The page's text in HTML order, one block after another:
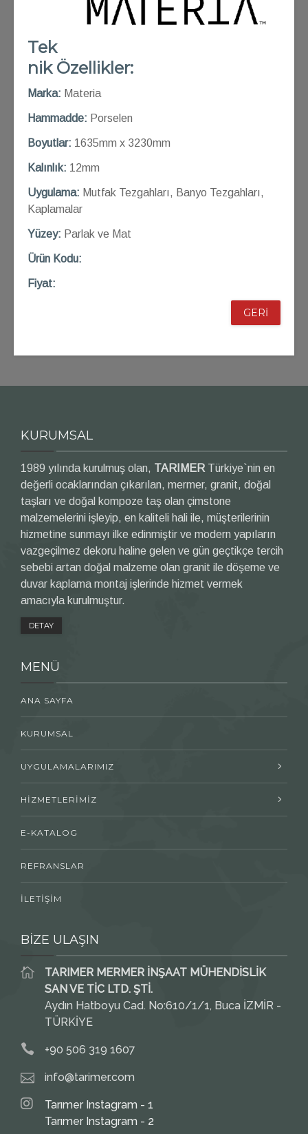
Tek
nik Özellikler:
Marka: Materia
Hammadde: Porselen
Boyutlar: 1635mm x 3230mm
Kalınlık: 12mm
Uygulama: Mutfak Tezgahları, Banyo Tezgahları,
Kaplamalar
Yüzey: Parlak ve Mat
Ürün Kodu:
Fiyat:
GERİ
KURUMSAL
1989 yılında kurulmuş olan, TARIMER Türkiye`nin en
değerli ocaklarından çıkarılan, mermer, granit, doğal
taşları ve doğal kompoze taş olan çimstone
malzemelerini işleyip, en kaliteli hali ile, müşterilerinin
hizmetine sunmayı ilke edinmiştir ve modern yapıların
vazgeçilmez dekoru haline gelen ve gün geçtikçe tercih
sebebi artan doğal malzeme olan granit ile döşeme ve
duvar kaplama montaj işlerinde hizmet vermek
amacıyla kurulmuştur.
DETAY
MENÜ
ANA SAYFA
KURUMSAL
UYGULAMALARIMIZ
HİZMETLERİMİZ
E-KATALOG
REFRANSLAR
İLETİŞİM
BİZE ULAŞIN
TARIMER MERMER İNŞAAT MÜHENDİSLİK
SAN VE TİC LTD. ŞTİ.
Aydın Hatboyu Cad. No:610/1/1, Buca İZMİR -
TÜRKİYE
+90 506 319 1607
info@tarimer.com
Tarımer Instagram - 1
Tarımer Instagram - 2